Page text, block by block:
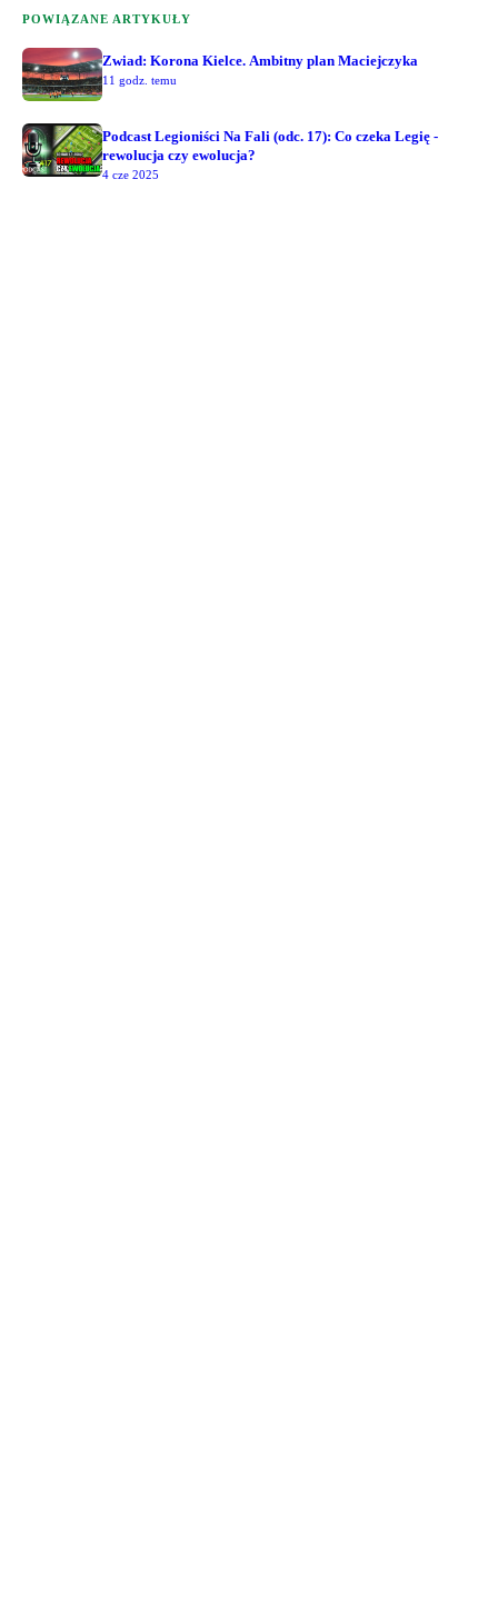
POWIĄZANE ARTYKUŁY
Zwiad: Korona Kielce. Ambitny plan Maciejczyka
11 godz. temu
Podcast Legioniści Na Fali (odc. 17): Co czeka Legię -
rewolucja czy ewolucja?
4 cze 2025